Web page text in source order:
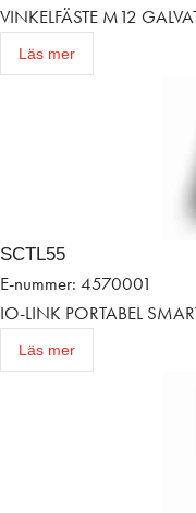
VINKELFÄSTE M12
Läs mer
SCTL55
E-nummer: 4570001
IO-LINK PORTABEL
Läs mer